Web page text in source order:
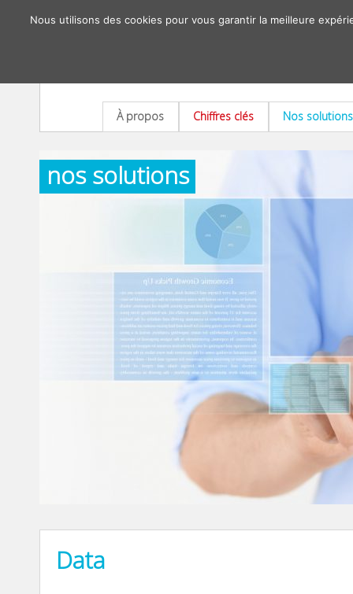
À propos Chiffres clés Nos solutions
nos solutions
Data
Nous utilisons des cookies pour vous garantir la meilleure